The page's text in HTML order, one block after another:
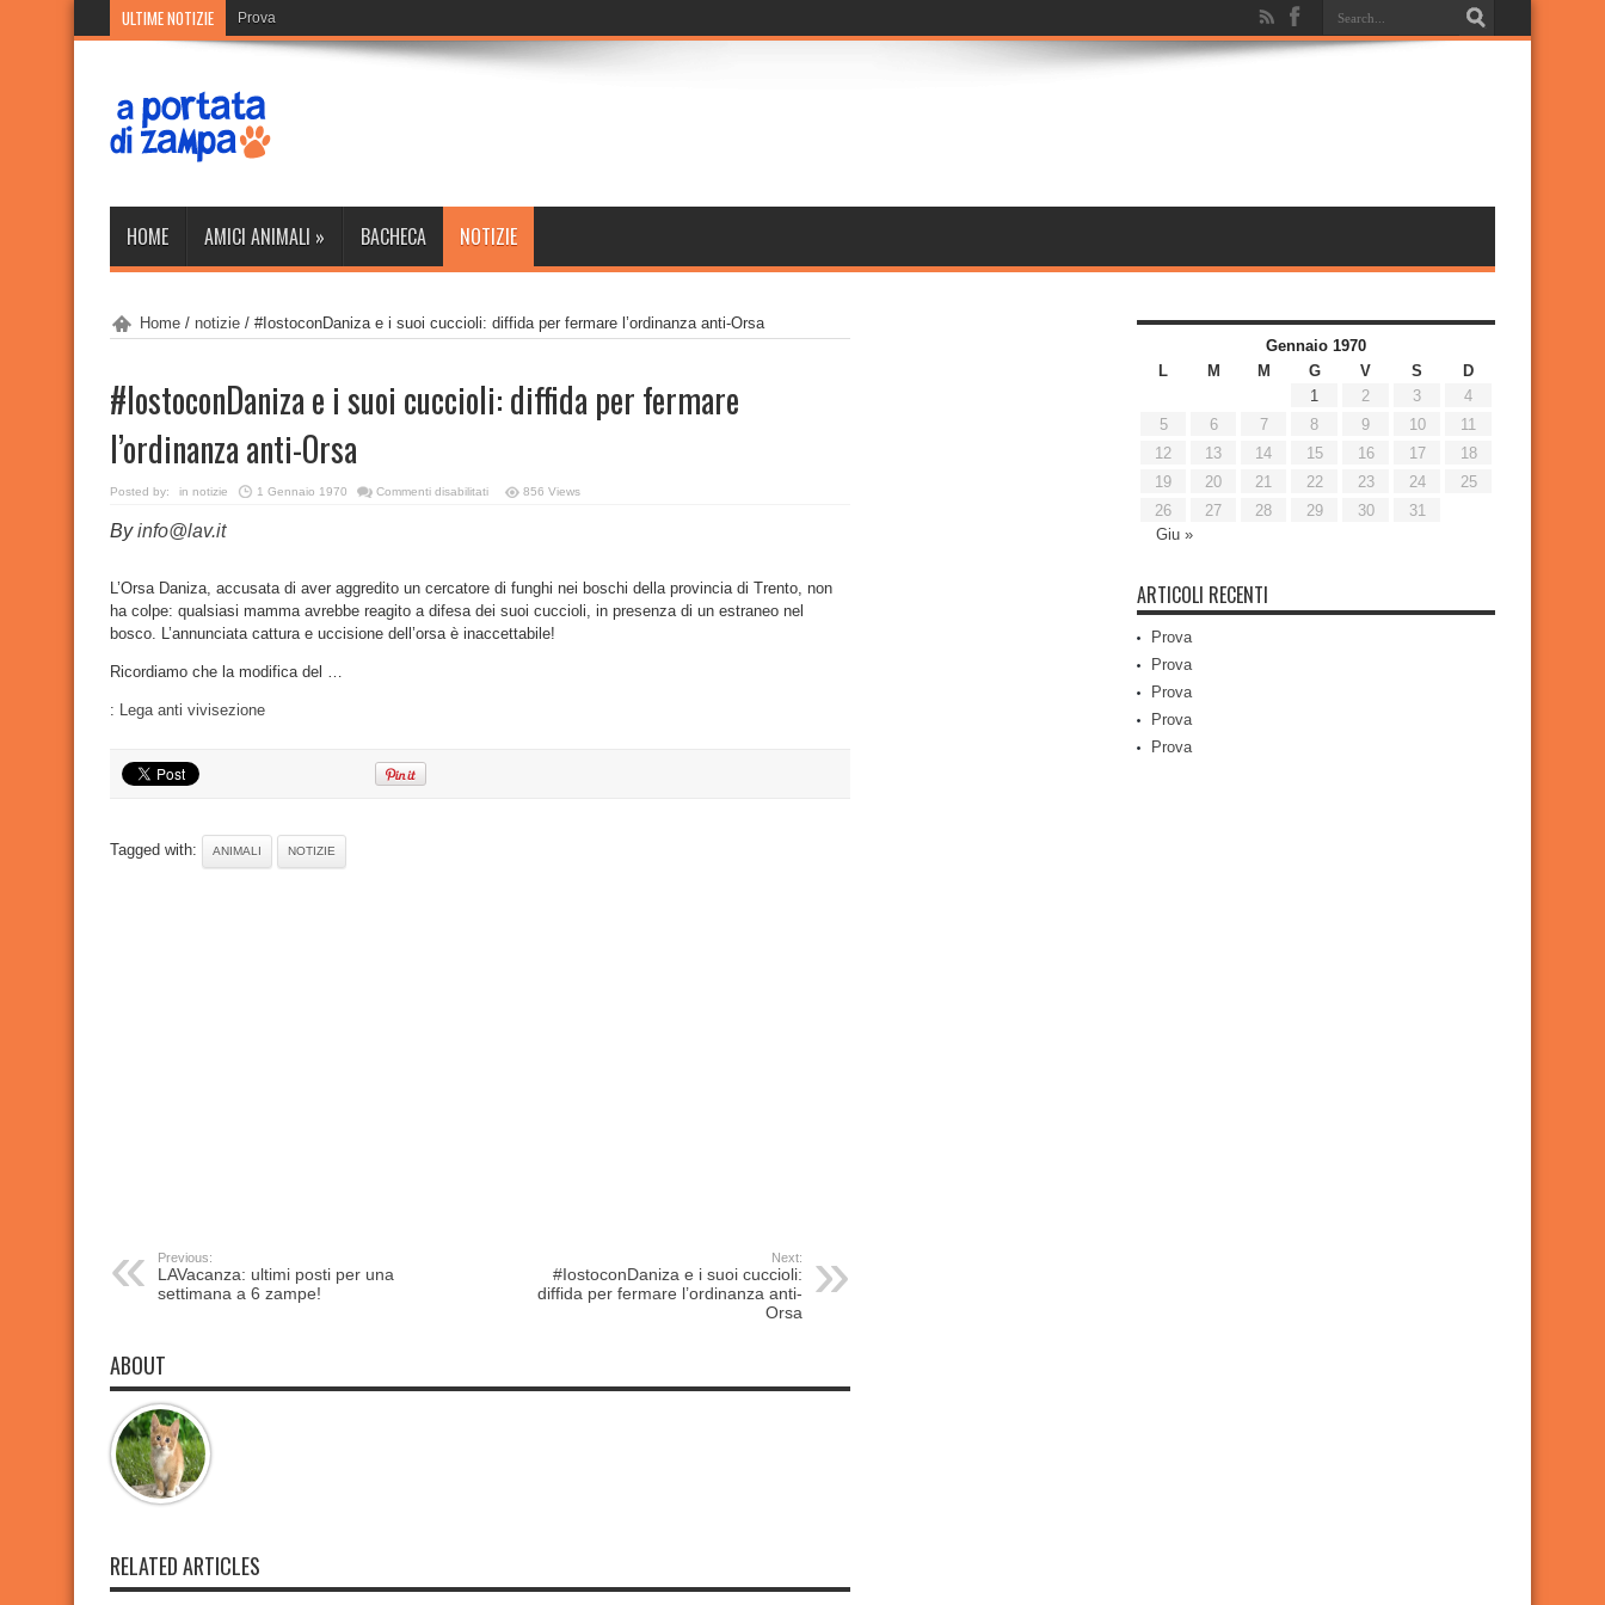
ULTIME NOTIZIE Prova
HOME AMICI ANIMALI » BACHECA NOTIZIE
Home / notizie / #IostoconDaniza e i suoi cuccioli: diffida per fermare l’ordinanza anti-Orsa
#IostoconDaniza e i suoi cuccioli: diffida per fermare
l’ordinanza anti-Orsa
Posted by: in notizie 1 Gennaio 1970 Commenti disabilitatisu
per
fermare
l’ordinanza
Orsa
856 Views
Byinfo@lav.it
L’Orsa Daniza, accusata di aver aggredito un cercatore di funghi nei boschi della provincia di Trento, non
ha colpe: qualsiasi mamma avrebbe reagito a difesa dei suoi cuccioli, in presenza di un estraneo nel
bosco. L’annunciata cattura e uccisione dell’orsa è inaccettabile!
Ricordiamo che la modifica del …
: Lega anti vivisezione
Tagged with: ANIMALI NOTIZIE
Previous:
LAVacanza: ultimi posti per una
settimana a 6 zampe!
Next:
#IostoconDaniza e i suoi cuccioli:
diffida per fermare l’ordinanza anti-
Orsa
ABOUT
RELATED ARTICLES
Gennaio 1970
L
M M G V S
D
1
2 3
4
5
6 7 8 9 10
11
12
13 14 15 16 17
18
19
20 21 22 23 24
25
26
27 28 29 30
31
Giu »
ARTICOLI RECENTI
Prova
Prova
Prova
Prova
Prova